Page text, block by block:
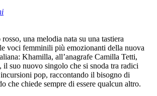
una melodia nata su una tastiera
voci femminili più emozionanti della nuova
Khamilla, all’anagrafe Camilla Tetti,
il suo nuovo singolo che si snoda tra radici
pop, raccontando il bisogno di
che chiede sempre di essere qualcun altro.